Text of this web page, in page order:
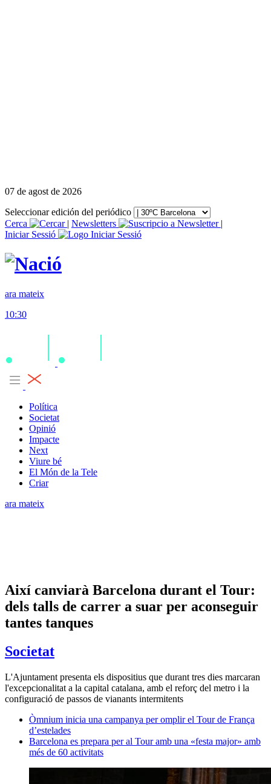
07 de agost de 2026
Seleccionar edición del periódico
Cerca
| Newsletters
|
Iniciar Sessió
ara mateix
10:30
Política
Societat
Opinió
Impacte
Next
Viure bé
El Món de la Tele
Criar
ara mateix
Així canviarà Barcelona durant el Tour:
dels talls de carrer a suar per aconseguir
tantes tanques
Societat
L'Ajuntament presenta els dispositius que durant tres dies marcaran
l'excepcionalitat a la capital catalana, amb el reforç del metro i la
configuració de passos de vianants intermitents
Òmnium inicia una campanya per omplir el Tour de França
d’estelades
Barcelona es prepara per al Tour amb una «festa major» amb
més de 60 activitats